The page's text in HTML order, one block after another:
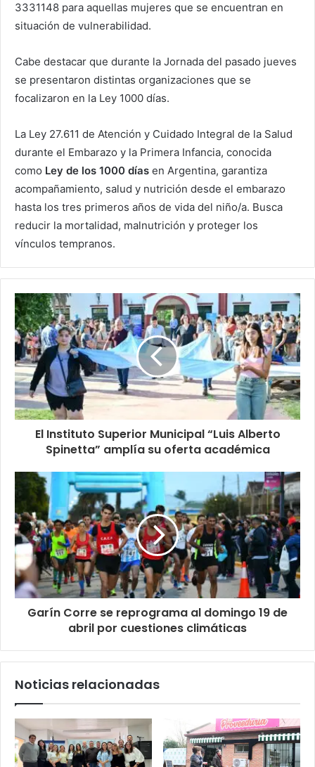
3331148 para aquellas mujeres que se encuentran en
situación de vulnerabilidad.
Cabe destacar que durante la Jornada del pasado jueves
se presentaron distintas organizaciones que se
focalizaron en la Ley 1000 días.
La Ley 27.611 de Atención y Cuidado Integral de la Salud
durante el Embarazo y la Primera Infancia, conocida
como Ley de los 1000 días en Argentina, garantiza
acompañamiento, salud y nutrición desde el embarazo
hasta los tres primeros años de vida del niño/a. Busca
reducir la mortalidad, malnutrición y proteger los
vínculos tempranos.
El Instituto Superior Municipal “Luis Alberto
Spinetta” amplía su oferta académica
Garín Corre se reprograma al domingo 19 de
abril por cuestiones climáticas
Noticias relacionadas